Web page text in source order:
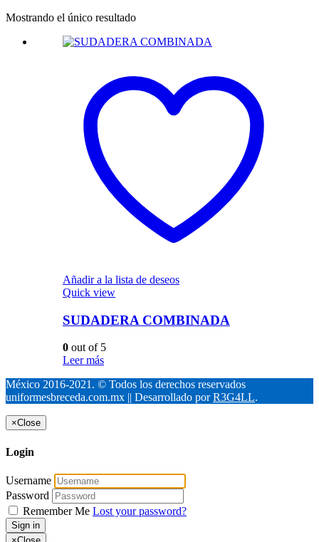
Mostrando el único resultado
Añadir a la lista de deseos
Quick view
SUDADERA COMBINADA
0 out of 5
Leer más
México 2016-2021. © Todos los derechos reservados
uniformesbreceda.com.mx || Desarrollado porR3G4LL.
×Close
Login
Username
Password
Remember Me Lost your password?
Sign in